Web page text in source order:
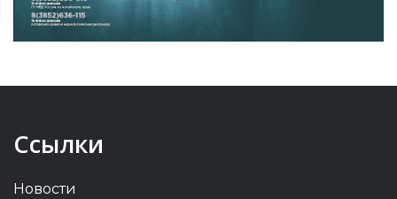
Ссылки
Новости